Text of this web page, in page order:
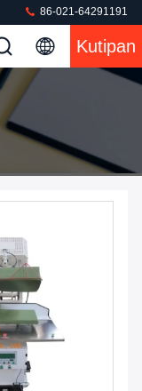
86-021-64291191
Kutipan